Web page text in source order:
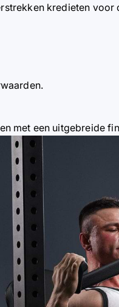
kredieten
met een uitgebreide